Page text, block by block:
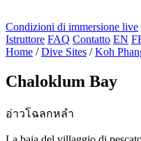
Condizioni di immersione live
Istruttore FAQ Contatto EN
Home / Dive Sites / Koh
Chaloklum Bay
อ่าวโฉลกหลำ